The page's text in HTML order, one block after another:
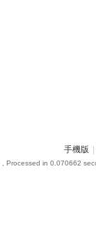
手機版
, Processed in 0.070662